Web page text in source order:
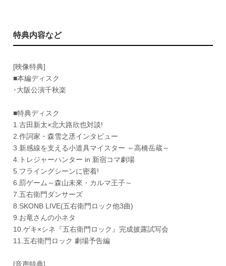
特典内容など
[映像特典]
■本編ディスク
･大阪公演千秋楽
■特典ディスク
1.古田新太×北大路欣也対談!
2.作詞家・森雪之丞インタビュー
3.新感線を支える小道具マイスター ～高橋岳蔵～
4.トレジャーハンター in 新宿コマ劇場
5.フライングシーンに密着!
6.罰ゲーム～森山未來・カルマ王子～
7.五右衛門ダンサーズ
8.SKONB LIVE(五右衛門ロック他3曲)
9.お竜さんの小ネタ
10.ゲキ×シネ『五右衛門ロック』完成披露試写会
11.五右衛門ロック 劇場予告編
[音声特典]